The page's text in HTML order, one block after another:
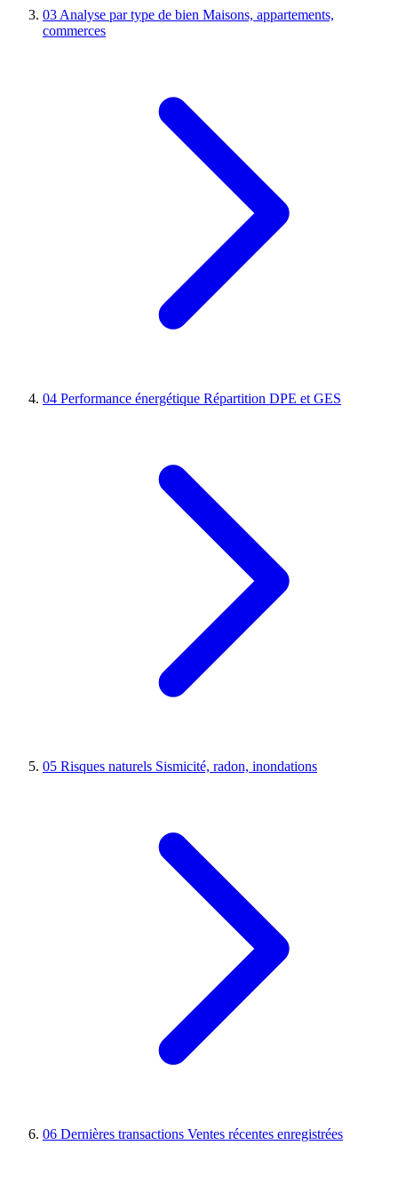
03 Analyse par type de bien Maisons, appartements,
commerces
04 Performance énergétique Répartition DPE et GES
05 Risques naturels Sismicité, radon, inondations
06 Dernières transactions Ventes récentes enregistrées